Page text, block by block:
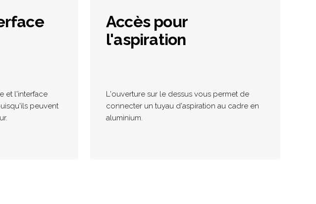
et l'interface
peuvent
Accès pour
l'aspiration
L'ouverture sur le dessus vous permet de
connecter un tuyau d'aspiration au cadre en
aluminium.